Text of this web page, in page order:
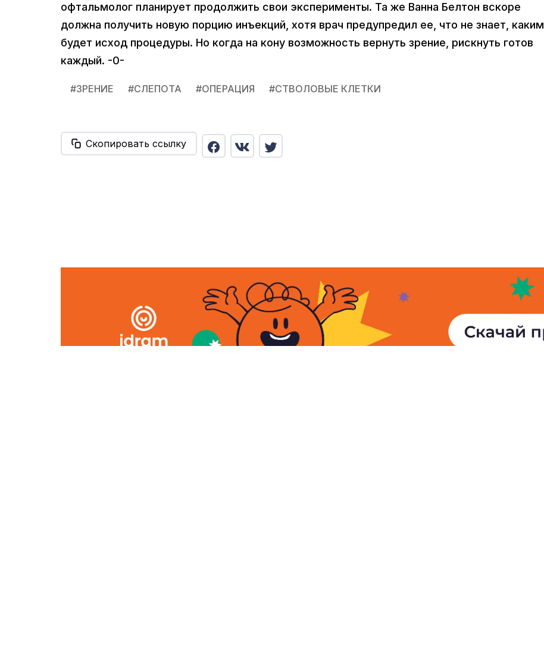
офтальмолог планирует продолжить свои эксперименты. Та же Ванна Белтон вскоре
должна получить новую порцию инъекций, хотя врач предупредил ее, что не знает, каким
будет исход процедуры. Но когда на кону возможность вернуть зрение, рискнуть готов
каждый. -0-
#ЗРЕНИЕ #СЛЕПОТА #ОПЕРАЦИЯ #СТВОЛОВЫЕ КЛЕТКИ
Скопировать ссылку